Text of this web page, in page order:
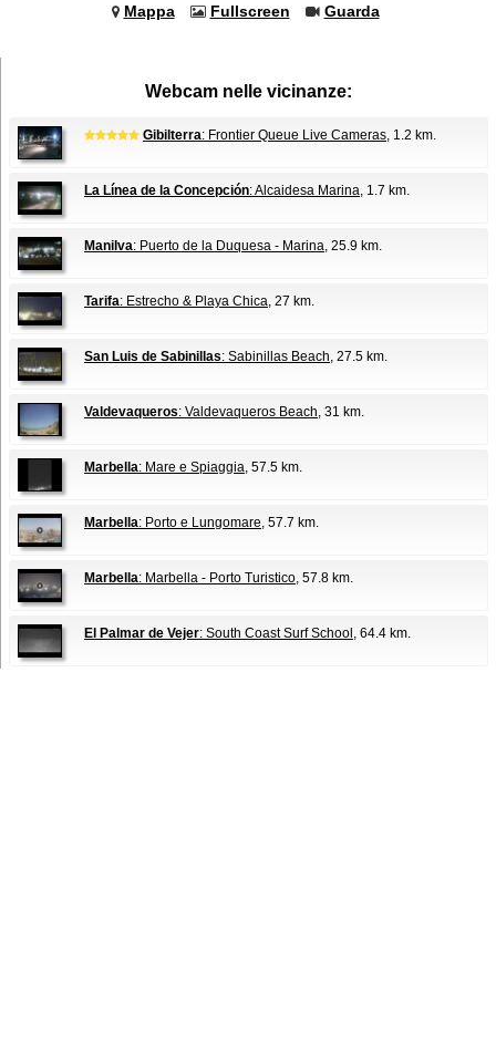
Mappa Fullscreen Guarda
Webcam nelle vicinanze:
Gibilterra: Frontier Queue Live Cameras, 1.2 km.
La Línea de la Concepción: Alcaidesa Marina, 1.7 km.
Manilva: Puerto de la Duquesa - Marina, 25.9 km.
Tarifa: Estrecho & Playa Chica, 27 km.
San Luis de Sabinillas: Sabinillas Beach, 27.5 km.
Valdevaqueros: Valdevaqueros Beach, 31 km.
Marbella: Mare e Spiaggia, 57.5 km.
Marbella: Porto e Lungomare, 57.7 km.
Marbella: Marbella - Porto Turistico, 57.8 km.
El Palmar de Vejer: South Coast Surf School , 64.4 km.